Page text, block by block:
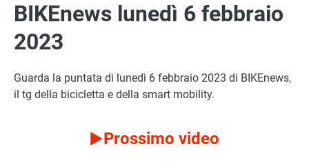
BIKEnews lunedì 6 febbraio
2023
Guarda la puntata di lunedì 6 febbraio 2023 di BIKEnews,
il tg della bicicletta e della smart mobility.
Prossimo video